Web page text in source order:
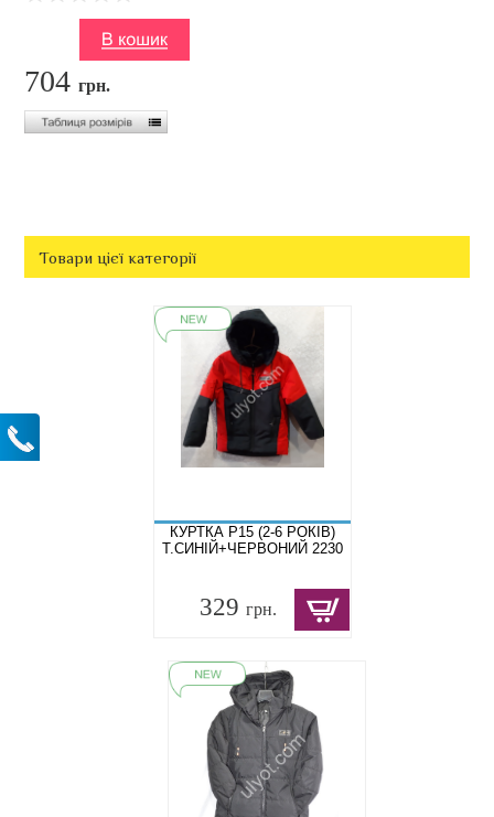
704грн.
Товари цієї категорії
КУРТКА P15 (2-6 РОКІВ)
Т.СИНІЙ+ЧЕРВОНИЙ 2230
329 грн.